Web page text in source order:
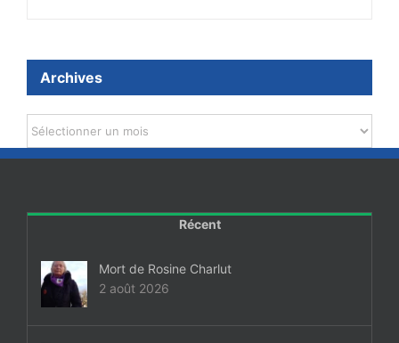
Archives
Archives
Récent
Mort de Rosine Charlut
2 août 2026